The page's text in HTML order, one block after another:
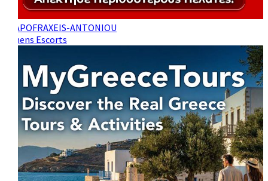
Athens Escorts